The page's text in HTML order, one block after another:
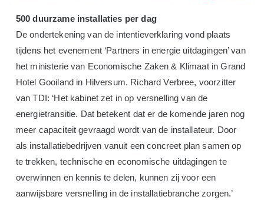
500 duurzame installaties per dag
De ondertekening van de intentieverklaring vond plaats
tijdens het evenement ‘Partners in energie uitdagingen’ van
het ministerie van Economische Zaken & Klimaat in Grand
Hotel Gooiland in Hilversum. Richard Verbree, voorzitter
van TDI: ‘Het kabinet zet in op versnelling van de
energietransitie. Dat betekent dat er de komende jaren nog
meer capaciteit gevraagd wordt van de installateur. Door
als installatiebedrijven vanuit een concreet plan samen op
te trekken, technische en economische uitdagingen te
overwinnen en kennis te delen, kunnen zij voor een
aanwijsbare versnelling in de installatiebranche zorgen.’